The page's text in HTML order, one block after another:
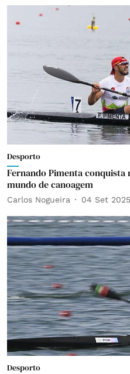
Desporto
Fernando Pimenta
mundo de canoagem
Carlos Nogueira 04 Set 2025
Desporto